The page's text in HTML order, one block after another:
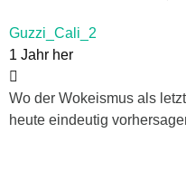
Guzzi_Cali_2
1 Jahr her
Wo der Wokeismus als
heute eindeutig